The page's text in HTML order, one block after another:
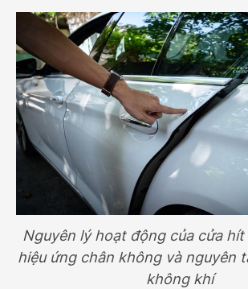
Nguyên lý hoạt động của cửa
hiệu ứng chân không và nguyên
không khí